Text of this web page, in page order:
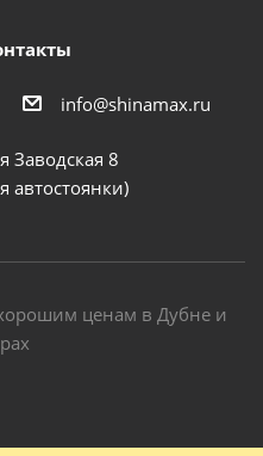
info@shinamax.ru
Заводская 8
автостоянки)
ценам в Дубне и